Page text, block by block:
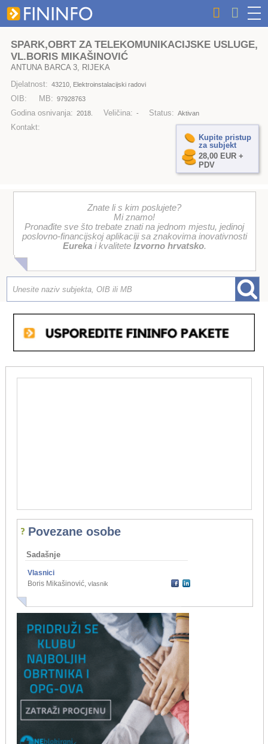
SPARK,OBRT ZA TELEKOMUNIKACIJSKE USLUGE,
VL.BORIS MIKAŠINOVIĆ
ANTUNA BARCA 3, RIJEKA
Djelatnost: 43210, Elektroinstalacijski radovi
OIB: MB: 97928763
Godina osnivanja: 2018. Veličina: - Status: Aktivan
Kontakt:
Kupite pristup
za subjekt
28,00 EUR +
PDV
Znate li s kim poslujete?
Mi znamo!
Pronađite sve što trebate znati na jednom mjestu, jedinoj
poslovno-financijskoj aplikaciji sa znakovima inovativnosti
Eurekai kvalitete Izvorno hrvatsko.
Povezane osobe
Sadašnje
Vlasnici
Boris Mikašinović, vlasnik